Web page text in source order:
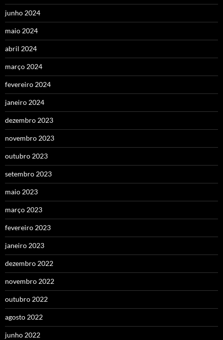
junho 2024
maio 2024
abril 2024
março 2024
fevereiro 2024
janeiro 2024
dezembro 2023
novembro 2023
outubro 2023
setembro 2023
maio 2023
março 2023
fevereiro 2023
janeiro 2023
dezembro 2022
novembro 2022
outubro 2022
agosto 2022
junho 2022